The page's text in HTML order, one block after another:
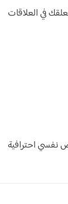
في العلاقات
نفسي احترافية